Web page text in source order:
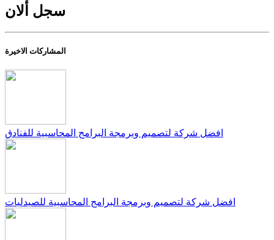
سجل ألان
المشاركات الاخيرة
افضل شركة لتصميم وبرمجة البرامج المحاسبية للفنادق
افضل شركة لتصميم وبرمجة البرامج المحاسبية للصيدليات